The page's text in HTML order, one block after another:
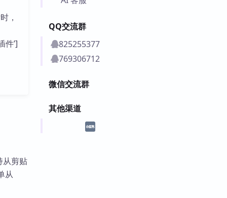
QQ交流群
825255377
769306712
微信交流群
其他渠道
，
件’]
从剪贴
从